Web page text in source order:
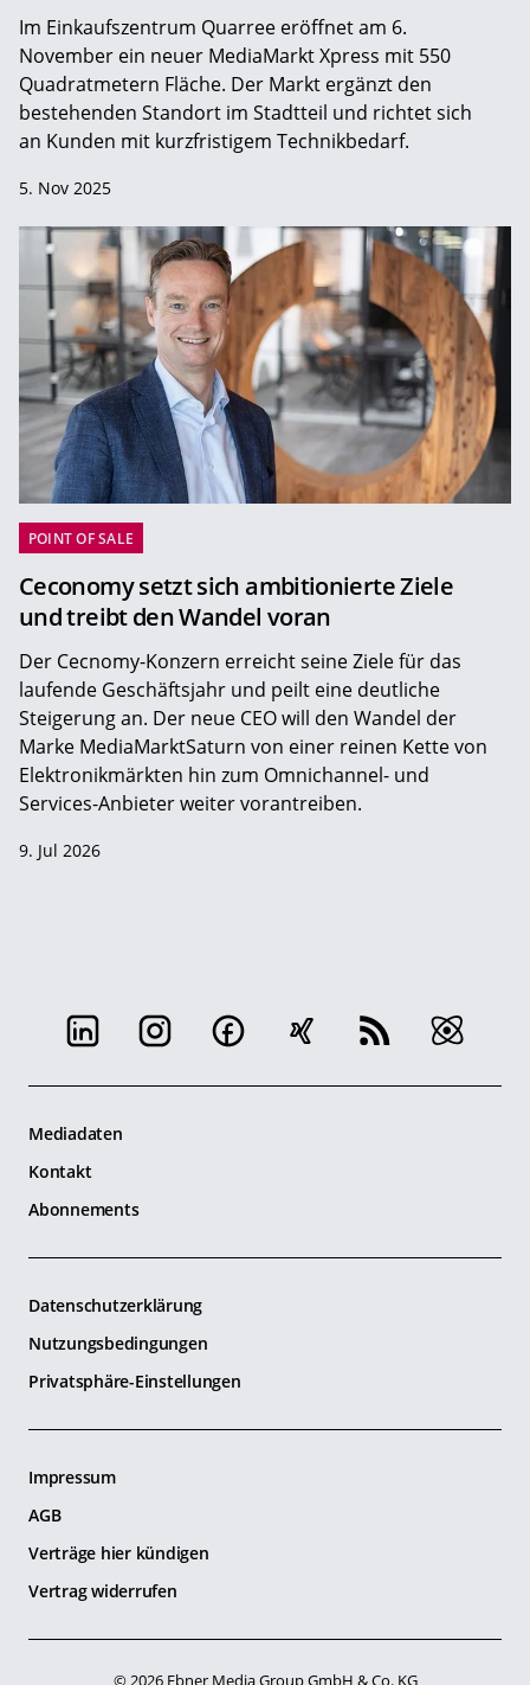
Im Einkaufszentrum Quarree eröffnet am 6.
November ein neuer MediaMarkt Xpress mit 550
Quadratmetern Fläche. Der Markt ergänzt den
bestehenden Standort im Stadtteil und richtet sich
an Kunden mit kurzfristigem Technikbedarf.
5. Nov 2025
POINT OF SALE
Ceconomy setzt sich ambitionierte Ziele
und treibt den Wandel voran
Der Cecnomy-Konzern erreicht seine Ziele für das
laufende Geschäftsjahr und peilt eine deutliche
Steigerung an. Der neue CEO will den Wandel der
Marke MediaMarktSaturn von einer reinen Kette von
Elektronikmärkten hin zum Omnichannel- und
Services-Anbieter weiter vorantreiben.
9. Jul 2026
Mediadaten
Kontakt
Abonnements
Datenschutzerklärung
Nutzungsbedingungen
Privatsphäre-Einstellungen
Impressum
AGB
Verträge hier kündigen
Vertrag widerrufen
© 2026 Ebner Media Group GmbH & Co. KG